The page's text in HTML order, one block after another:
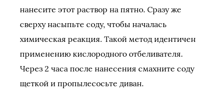
нанесите этот раствор на пятно. Сразу же
сверху насыпьте соду, чтобы началась
химическая реакция. Такой метод идентичен
применению кислородного отбеливателя.
Через 2 часа после нанесения смахните соду
щеткой и пропылесосьте диван.